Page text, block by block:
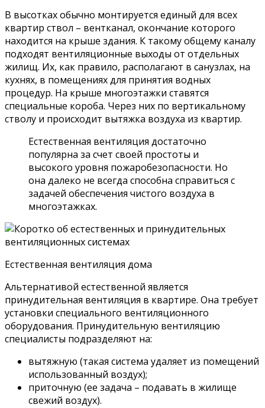
В высотках обычно монтируется единый для всех
квартир ствол – вентканал, окончание которого
находится на крыше здания. К такому общему каналу
подходят вентиляционные выходы от отдельных
жилищ. Их, как правило, располагают в санузлах, на
кухнях, в помещениях для принятия водных
процедур. На крыше многоэтажки ставятся
специальные короба. Через них по вертикальному
стволу и происходит вытяжка воздуха из квартир.
Естественная вентиляция достаточно
популярна за счет своей простоты и
высокого уровня пожаробезопасности. Но
она далеко не всегда способна справиться с
задачей обеспечения чистого воздуха в
многоэтажках.
Естественная вентиляция дома
Альтернативой естественной является
принудительная вентиляция в квартире. Она требует
установки специального вентиляционного
оборудования. Принудительную вентиляцию
специалисты подразделяют на:
вытяжную (такая система удаляет из помещений
использованный воздух);
приточную (ее задача – подавать в жилище
свежий воздух).